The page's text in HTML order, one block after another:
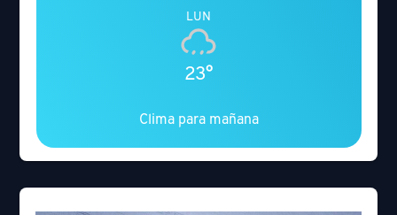
LUN
23°
Clima para mañana